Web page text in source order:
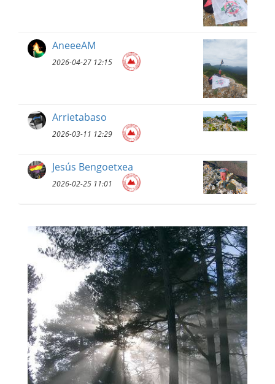
AneeeAM
2026-04-27 12:15
Arrietabaso
2026-03-11 12:29
Jesús Bengoetxea
2026-02-25 11:01